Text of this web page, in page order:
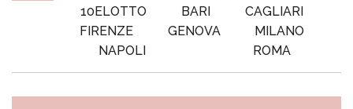
10ELOTTO
BARI
CAGLIARI
FIRENZE
GENOVA
MILANO
NAPOLI
ROMA